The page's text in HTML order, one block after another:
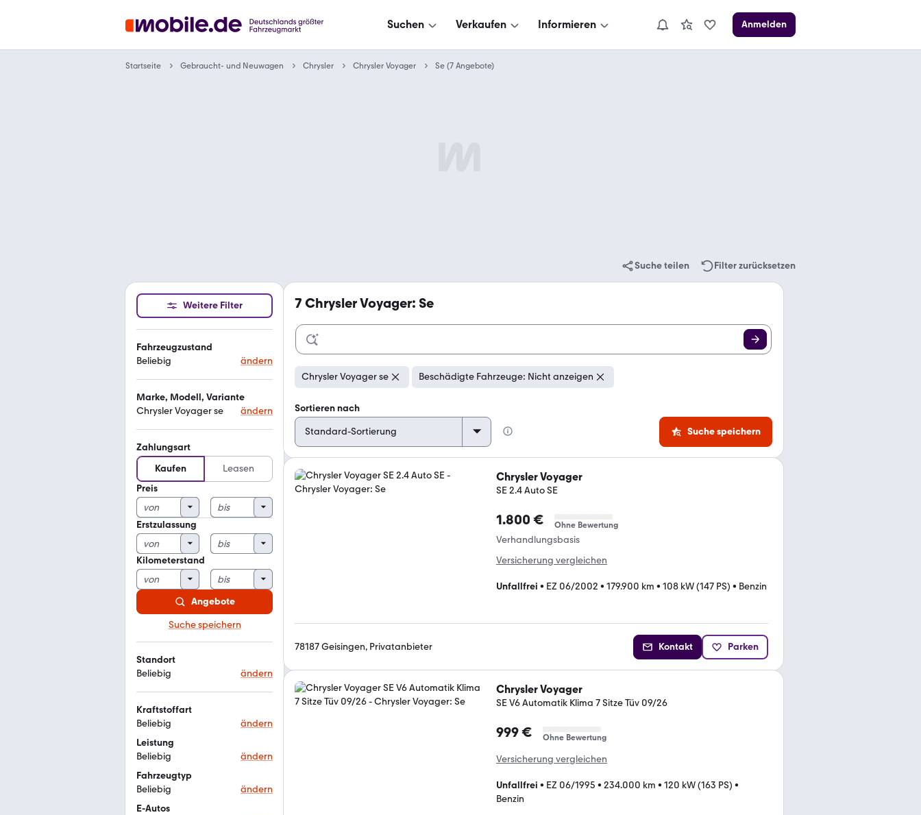
Suchen Verkaufen Informieren Anmelden
Startseite Gebraucht- und Neuwagen Chrysler Chrysler Voyager Se (7 Angebote)
Suche teilen Filter zurücksetzen
Weitere Filter
Fahrzeugzustand
Beliebig
ändern
Marke, Modell, Variante
Chrysler Voyager se
ändern
Zahlungsart
Kaufen
Leasen
Preis
Erstzulassung
Kilometerstand
Angebote
Suche speichern
Standort
Beliebig
ändern
Kraftstoffart
Beliebig
ändern
Leistung
Beliebig
ändern
Fahrzeugtyp
Beliebig
ändern
E-Autos
7 Chrysler Voyager: Se
Chrysler Voyager se Beschädigte Fahrzeuge: Nicht anzeigen
Sortieren nach
Suche speichern
Chrysler Voyager
SE 2.4 Auto SE
1.800 € Ohne Bewertung
Verhandlungsbasis
Versicherung vergleichen
Unfallfrei • EZ 06/2002 • 179.900 km • 108 kW (147 PS) • Benzin
78187 Geisingen, Privatanbieter Kontakt Parken
Chrysler Voyager
SE V6 Automatik Klima 7 Sitze Tüv 09/26
999 € Ohne Bewertung
Versicherung vergleichen
Unfallfrei • EZ 06/1995 • 234.000 km • 120 kW (163 PS) •
Benzin